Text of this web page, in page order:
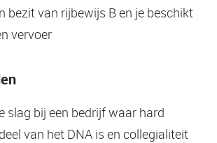
bezit van rijbewijs B en je beschikt
vervoer
slag bij een bedrijf waar hard
van het DNA is en collegialiteit